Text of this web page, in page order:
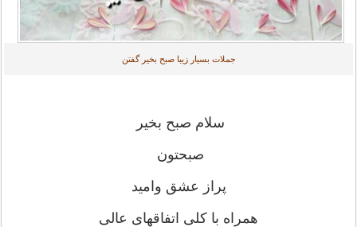
جملات بسیار زیبا صبح بخیر گفتن
سلام صبح بخیر
صبحتون
پراز عشق وامید
همراه با کلی اتفاقهای عالی